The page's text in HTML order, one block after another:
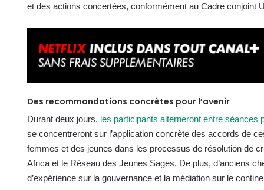
et des actions concertées, conformément au Cadre conjoint
Des recommandations concrètes pour l’avenir
Durant deux jours, les participants alterneront entre séances
se concentreront sur l’application concrète des accords de
femmes et des jeunes dans les processus de résolution de
Africa et le Réseau des Jeunes Sages. De plus, d’anciens
d’expérience sur la gouvernance et la médiation sur le